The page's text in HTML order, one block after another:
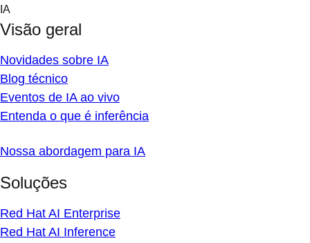
Skip
content
IA
Visão geral
Novidades sobre IA
Blog técnico
Eventos de IA ao vivo
Entenda o que é inferência
Nossa abordagem para IA
Soluções
Red Hat AI Enterprise
Red Hat AI Inference